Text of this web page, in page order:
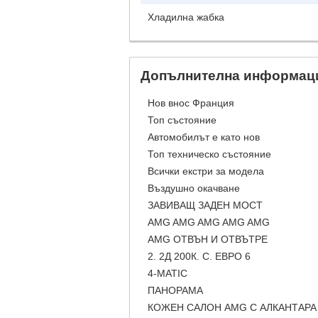
Хладилна жабка
Допълнителна
Нов внос Франция
Топ състояние
Автомобилът е като нов
Топ техническо състояние
Всички екстри за модела
Въздушно окачване
ЗАВИВАЩ ЗАДЕН МОСТ
AMG AMG AMG AMG AMG
AMG ОТВЪН И ОТВЪТРЕ
2. 2Д 200К. С. ЕВРО 6
4-MATIC
ПАНОРАМА
КОЖЕН САЛОН AMG С АЛКАНТАРА